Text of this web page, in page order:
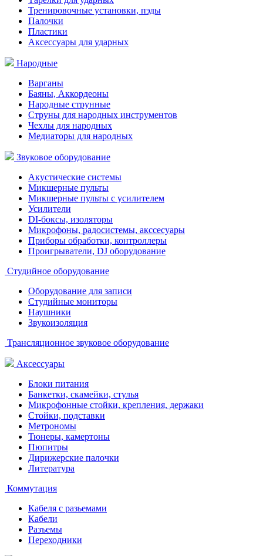
Тренировочные установки, пэды
Палочки
Пластики
Аксессуары для ударных
Народные
Варганы
Баяны, Аккордеоны
Народные струнные
Струны для народных инструментов
Чехлы для народных
Медиаторы для народных
Звуковое оборудование
Акустические системы
Микшерные пульты
Микшерные пульты с усилителем
Усилители
DI-боксы, изоляторы
Микрофоны, радосистемы, акссесуары
Приборы обработки, контроллеры
Проигрыватели, DJ оборудование
Студийное оборудование
Оборудование для записи
Студийные мониторы
Наушники
Звукоизоляция
Трансляционное звуковое оборудование
Аксессуары
Блоки питания
Банкетки, скамейки, стулья
Микрофонные стойки, крепления, держаки
Стойки, подставки
Метрономы
Тюнеры, камертоны
Пюпитры
Дирижерские палочки
Литература
Коммутация
Кабеля с разьемами
Кабели
Разъемы
Переходники